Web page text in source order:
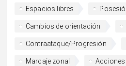
Espacios libres
Cambios de orientación
Contraataque/Progresión
Marcaje zonal